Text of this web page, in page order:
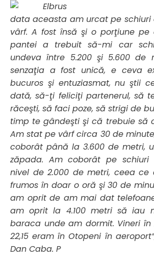
data aceasta am urcat pe
vârf. A fost însă şi o porţiune
pantei a trebuit să-mi car
undeva între 5.200 şi 5.600 de
senzaţia a fost unică, e ceva
bucuros şi entuziasmat, nu ştii
dată, să-ţi feliciţi partenerul, să
răceşti, să faci poze, să strigi de
timp te gândeşti şi că trebuie să
Am stat pe vârf circa 30 de
coborât până la 3.600 de metri,
zăpada. Am coborât pe
nivel de 2.000 de metri, ceea
frumos în doar o oră şi 30 de
am oprit de am mai dat
am oprit la 4.100 metri să iau
baraca unde am dormit. Vineri în
22,15 eram în Otopeni în
Dan Caba. P